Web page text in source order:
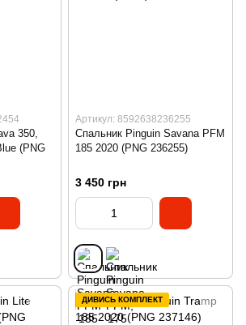
350,
(PNG
Артикул: 8592638236255
Спальник Pinguin Savana PFM
185 2020 (PNG 236255)
3 450 грн
ДИВИСЬ КОМПЛЕКТ